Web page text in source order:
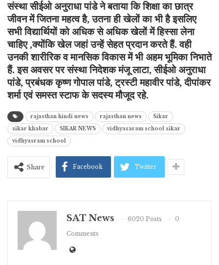
संस्था सीईओ अनुराधा पांडे ने बताया कि शिक्षा का छात्र
जीवन में जितना महत्व है, उतना ही खेलों का भी है इसलिए
सभी विद्यार्थियों को अधिक से अधिक खेलों में हिस्सा लेना
चाहिए ,क्योंकि खेल जहां उन्हें सेहत प्रदान करते हैं. वही
उनकी शारीरिक व मानसिक विकास में भी अहम भूमिका निभाते
हैं. इस अवसर पर संस्था निदेशक मंजू लाटा, सीईओ अनुराधा
पांडे, प्रबंधक कृष्ण गोपाल पांडे, ट्रस्टी महावीर पांडे, दीपांकर
शर्मा एवं समस्त स्टाफ के सदस्य मौजूद रहे.
rajasthan hindi news rajasthan news
Sikar
sikar khabar
SIKAR NEWS
vidhyasaram school sikar
vidhyasram school
Share Facebook Twitter
SAT News 6020 Posts
0
Comments